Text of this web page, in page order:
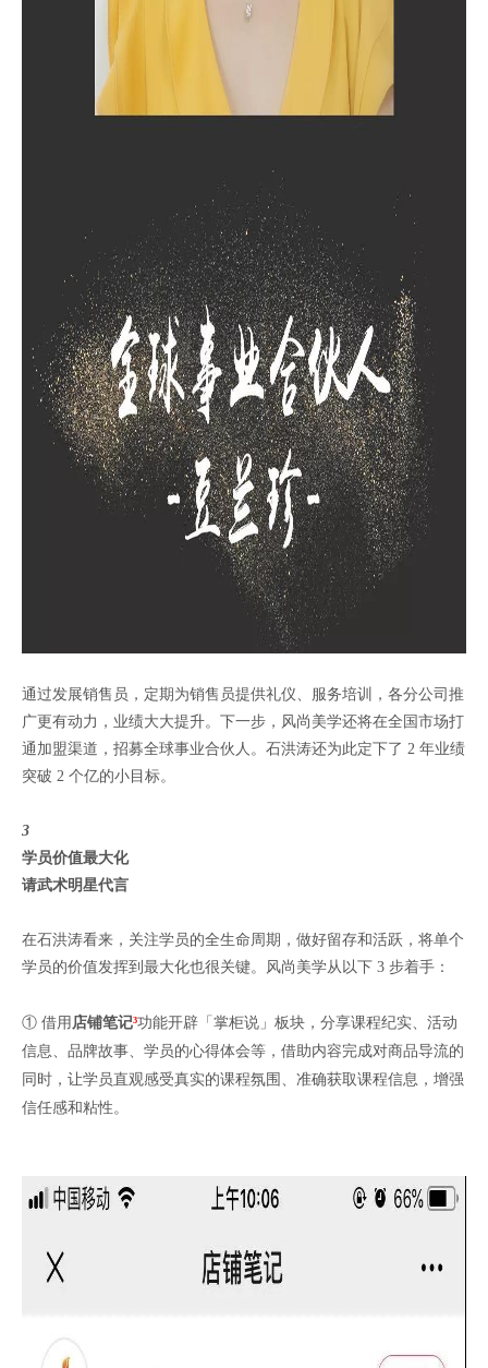
通过发展销售员，定期为销售员提供礼仪、服务培训，各分公司推
广更有动力，业绩大大提升。下一步，风尚美学还将在全国市场打
通加盟渠道，招募全球事业合伙人。石洪涛还为此定下了 2 年业绩
突破 2 个亿的小目标。
3
学员价值最大化
请武术明星代言
在石洪涛看来，关注学员的全生命周期，做好留存和活跃，将单个
学员的价值发挥到最大化也很关键。风尚美学从以下 3 步着手：
① 借用 店铺笔记³功能开辟「掌柜说」板块， 分享课程纪实、活动
信息、品牌故事、学员的心得体会等，借助内容完成对商品导流的
同时，让学员直观感受真实的课程氛围、准确获取课程信息，增强
信任感和粘性。